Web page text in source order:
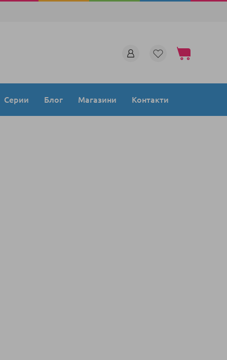
Моята количка
Серии Блог Магазини Контакти